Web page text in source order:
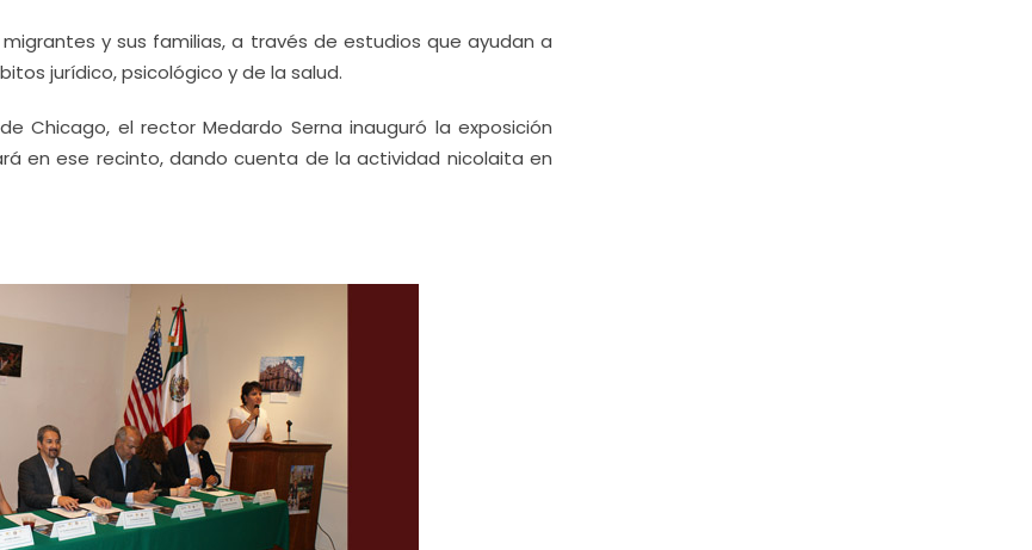
y sus familias, a través de estudios que ayudan a
jurídico, psicológico y de la salud.
Chicago, el rector Medardo Serna inauguró la exposición
en ese recinto, dando cuenta de la actividad nicolaita en